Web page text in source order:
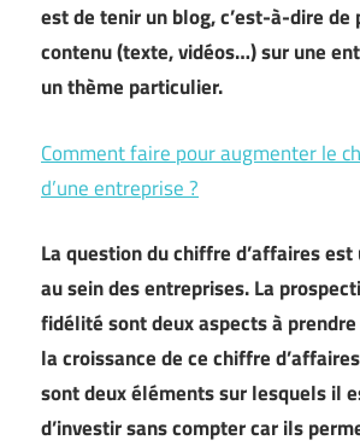
est de tenir un blog, c’est-à-dire de
contenu (texte, vidéos…) sur une
un thème particulier.
Comment faire pour augmenter le
d’une entreprise ?
La question du chiffre d’affaires
au sein des entreprises. La
fidélité sont deux aspects à
la croissance de ce chiffre
sont deux éléments sur lesquels il
d’investir sans compter car ils